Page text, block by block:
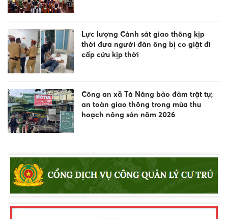
Lực lượng Cảnh sát giao thông kịp
thời đưa người đàn ông bị co giật đi
cấp cứu kịp thời
Công an xã Tà Năng bảo đảm trật tự,
an toàn giao thông trong mùa thu
hoạch nông sản năm 2026